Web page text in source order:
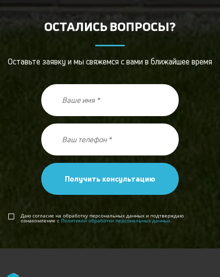
ОСТАЛИСЬ ВОПРОСЫ?
Оставьте заявку и мы свяжемся с вами в ближайшее время
Получить консультацию
Даю согласие на обработку персональных данных и подтверждаю
ознакомление с Политикой обработки персональных данных.